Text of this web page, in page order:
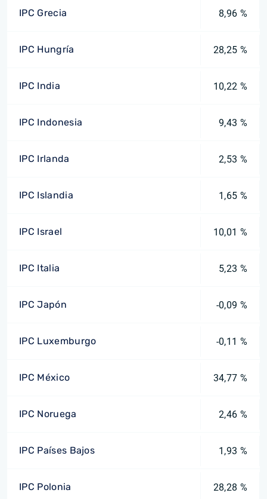
IPC Grecia 8,96 %
IPC Hungría 28,25 %
IPC India 10,22 %
IPC Indonesia 9,43 %
IPC Irlanda 2,53 %
IPC Islandia 1,65 %
IPC Israel 10,01 %
IPC Italia 5,23 %
IPC Japón -0,09 %
IPC Luxemburgo -0,11 %
IPC México 34,77 %
IPC Noruega 2,46 %
IPC Países Bajos 1,93 %
IPC Polonia 28,28 %